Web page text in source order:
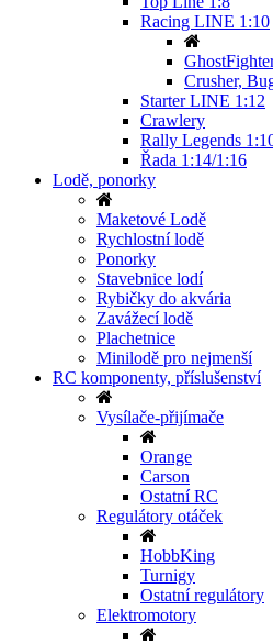
Racing LINE 1:10
Crusher,
Starter LINE 1:12
Crawlery
Rally Legends
Řada 1:14/1:16
Lodě, ponorky
Maketové Lodě
Rychlostní lodě
Ponorky
Stavebnice lodí
Rybičky do akvária
Zavážecí lodě
Plachetnice
Minilodě pro nejmenší
RC komponenty, příslušenství
Vysílače-přijímače
Orange
Carson
Ostatní RC
Regulátory otáček
HobbKing
Turnigy
Ostatní regulátory
Elektromotory